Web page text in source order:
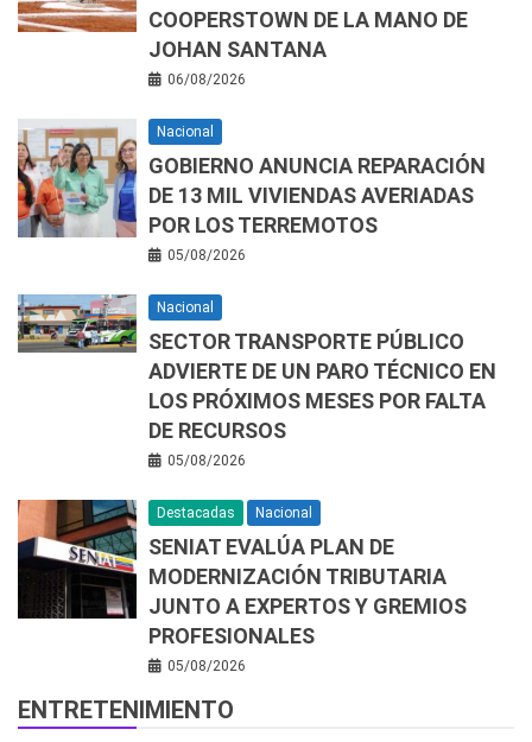
COOPERSTOWN DE LA MANO DE
JOHAN SANTANA
06/08/2026
Nacional
GOBIERNO ANUNCIA REPARACIÓN
DE 13 MIL VIVIENDAS AVERIADAS
POR LOS TERREMOTOS
05/08/2026
Nacional
SECTOR TRANSPORTE PÚBLICO
ADVIERTE DE UN PARO TÉCNICO EN
LOS PRÓXIMOS MESES POR FALTA
DE RECURSOS
05/08/2026
Destacadas Nacional
SENIAT EVALÚA PLAN DE
MODERNIZACIÓN TRIBUTARIA
JUNTO A EXPERTOS Y GREMIOS
PROFESIONALES
05/08/2026
ENTRETENIMIENTO